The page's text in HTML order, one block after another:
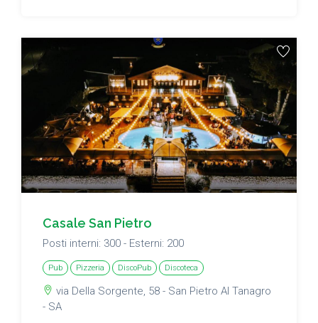
Casale San Pietro
Posti interni: 300 - Esterni: 200
Pub Pizzeria DiscoPub Discoteca
via Della Sorgente, 58 - San Pietro Al Tanagro
- SA